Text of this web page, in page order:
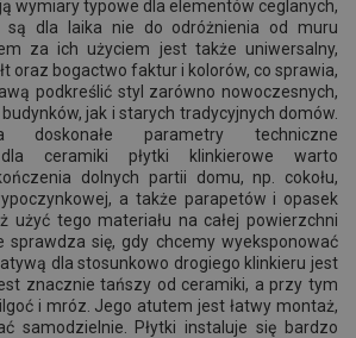
wymiary typowe dla elementów ceglanych,
są dla laika nie do odróżnienia od muru
za ich użyciem jest także uniwersalny,
oraz bogactwo faktur i kolorów, co sprawia,
podkreślić styl zarówno nowoczesnych,
jak i starych tradycyjnych domów.
parametry techniczne
dla ceramiki płytki klinkierowe warto
dolnych partii domu, np. cokołu,
a także parapetów i opasek
użyć tego materiału na całej powierzchni
sprawdza się, gdy chcemy wyeksponować
dla stosunkowo drogiego klinkieru jest
znacznie tańszy od ceramiki, a przy tym
i mróz. Jego atutem jest łatwy montaż,
samodzielnie. Płytki instaluje się bardzo